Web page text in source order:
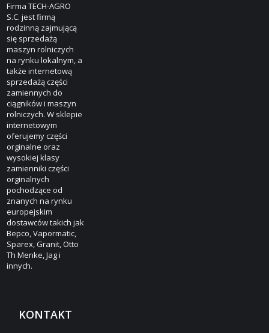
Firma TECH-AGRO
S.C. jest firmą
rodzinną zajmującą
się sprzedażą
maszyn rolniczych
na rynku lokalnym, a
także internetową
sprzedażą części
zamiennych do
ciągników i maszyn
rolniczych. W sklepie
internetowym
oferujemy części
orginalne oraz
wysokiej klasy
zamienniki części
orginalnych
pochodzące od
znanych na rynku
europejskim
dostawców takich jak
Bepco, Vapormatic,
Sparex, Granit, Otto
Th Menke, Jag i
innych.
KONTAKT